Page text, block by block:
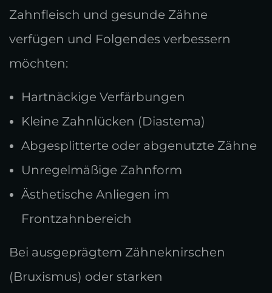
Zahnfleisch und gesunde Zähne
verfügen und Folgendes verbessern
möchten:
Hartnäckige Verfärbungen
Kleine Zahnlücken (Diastema)
Abgesplitterte oder abgenutzte Zähne
Unregelmäßige Zahnform
Ästhetische Anliegen im
Frontzahnbereich
Bei ausgeprägtem Zähneknirschen
(Bruxismus) oder starken